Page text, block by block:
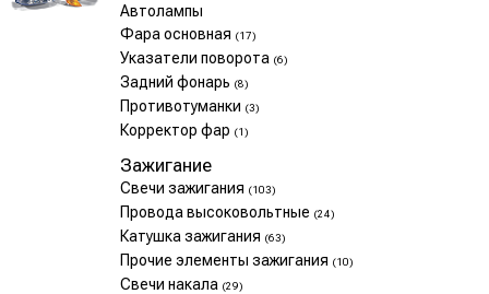
Автолампы
Фара основная (17)
Указатели поворота (6)
Задний фонарь (8)
Противотуманки (3)
Корректор фар (1)
Зажигание
Свечи зажигания (103)
Провода высоковольтные (24)
Катушка зажигания (63)
Прочие элементы зажигания (10)
Свечи накала (29)